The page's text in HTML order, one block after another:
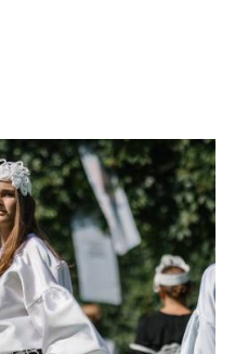
2026: World
объединит
на
в Москве